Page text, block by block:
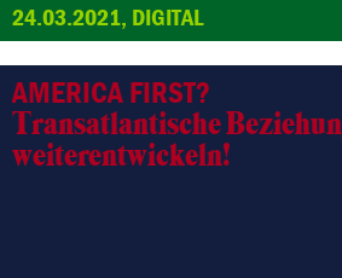
24.03.2021, DIGITAL
AMERICA FIRST?
Transatlantische
weiterentwickeln!